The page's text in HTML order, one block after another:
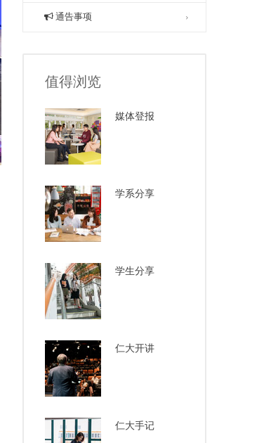
通告事项
值得浏览
媒体登报
学系分享
学生分享
仁大开讲
仁大手记